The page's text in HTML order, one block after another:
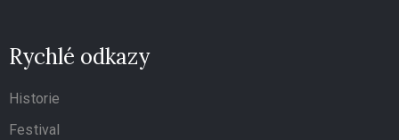
Rychlé odkazy
Historie
Festival